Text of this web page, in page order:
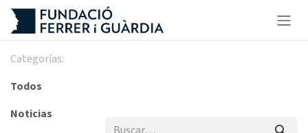
Ir al contenido
Categorías:
Todos
Noticias